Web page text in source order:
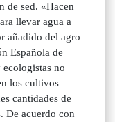
de sed. «Hacen
llevar agua a
añadido del agro
Española de
no
los cultivos
cantidades de
De acuerdo con